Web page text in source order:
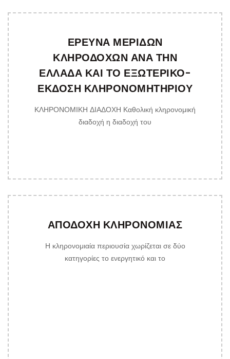
ΕΡΕΥΝΑ ΜΕΡΙΔΩΝ
ΚΛΗΡΟΔΟΧΩΝ ΑΝΑ ΤΗΝ
ΕΛΛΑΔΑ ΚΑΙ ΤΟ ΕΞΩΤΕΡΙΚΟ-
ΕΚΔΟΣΗ ΚΛΗΡΟΝΟΜΗΤΗΡΙΟΥ
ΚΛΗΡΟΝΟΜΙΚΗ ΔΙΑΔΟΧΗ Καθολική κληρονομική
διαδοχή η διαδοχή του
ΑΠΟΔΟΧΗ ΚΛΗΡΟΝΟΜΙΑΣ
Η κληρονομιαία περιουσία χωρίζεται σε δύο
κατηγορίες το ενεργητικό και το